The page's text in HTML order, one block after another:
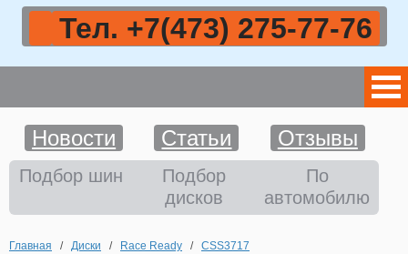
Тел. +7(473) 275-77-76
Шины
Диски
Новости Статьи Отзывы
Подбор шин
Подбор
дисков
По
автомобилю
Главная / Диски / Race Ready / CSS3717